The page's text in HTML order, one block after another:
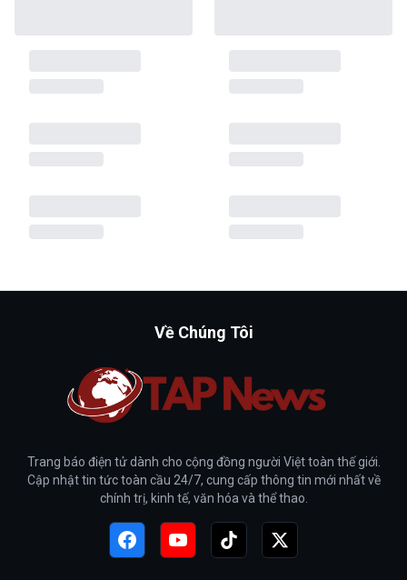
Về Chúng Tôi
Trang báo điện tử dành cho cộng đồng người Việt toàn thế giới.
Cập nhật tin tức toàn cầu 24/7, cung cấp thông tin mới nhất về
chính trị, kinh tế, văn hóa và thể thao.